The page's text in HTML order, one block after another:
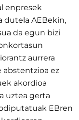
enpresek
dutela AEBekin,
da egun bizi
aurrera
abstentzioa ez
akordioa
uztea gerta
EBren